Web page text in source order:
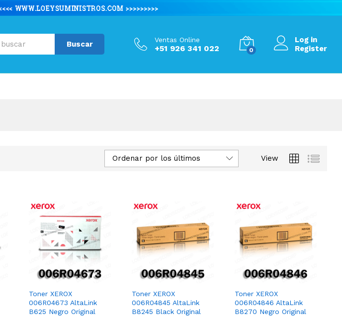
Buscar
Ventas Online
+51 926 341 022 0
Log in
Register
View
Ordenar por los últimos
Toner XEROX
006R04673 AltaLink
B625 Negro Original
Toner XEROX
006R04845 AltaLink
B8245 Black Original
Toner XEROX
006R04846 AltaLink
B8270 Negro Original